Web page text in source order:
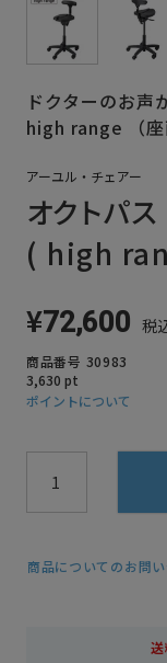
ドクターのお声
high range （座
アーユル・チェアー
オクトパス
( high
¥72,600 税
商品番号 30983
3,630 pt
ポイントについて
商品についてのお問